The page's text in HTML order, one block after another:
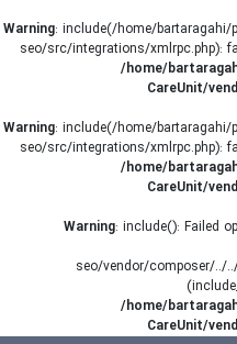
Warning: include(/home/bartaragahi/
seo/src/integrations/xmlrpc.php):
/home/
CareUnit/
Warning: include(/home/bartaragahi/
seo/src/integrations/xmlrpc.php):
/home/
CareUnit/
Warning: include(): Failed
seo/vendor/composer/../
/home/
CareUnit/